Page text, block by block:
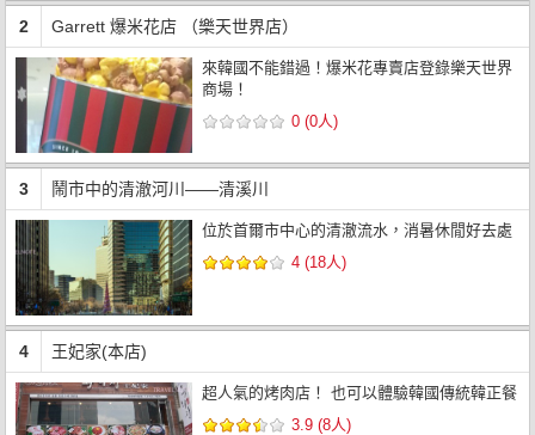
2 Garrett 爆米花店 （樂天世界店）
來韓國不能錯過！爆米花專賣店登錄樂天世界
商場！
0 (0人)
3 鬧市中的清澈河川——清溪川
位於首爾市中心的清澈流水，消暑休閒好去處
4 (18人)
4 王妃家(本店)
超人氣的烤肉店！ 也可以體驗韓國傳統韓正餐
3.9 (8人)